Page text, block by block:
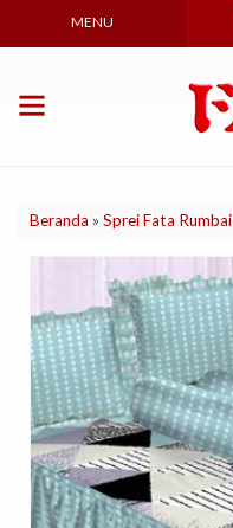
MENU
Beranda » Sprei Fata Rumbai